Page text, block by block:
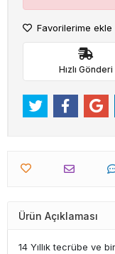
Favorilerime ekle
Hızlı Gönderi
Ürün Açıklaması
14 Yıllık tecrübe ve